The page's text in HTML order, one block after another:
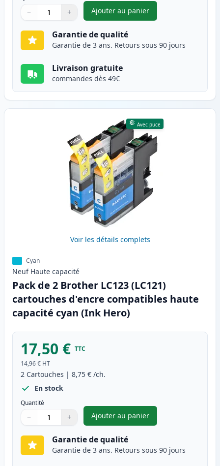
Quantité
Utilisez les boutons pour ajuster
− +
Quantité
Ajouter au panier
,Pack de 2 Brother LC123
Garantie de qualité
Garantie de 3 ans. Retours sous 90 jours
Livraison gratuite
commandes dès 49€
Avec puce
Voir les détails complets
Cyan
Neuf Haute capacité
Pack de 2 Brother LC123 (LC121)
cartouches d'encre compatibles haute
capacité cyan (Ink Hero)
17,50 € TTC
14,96 € HT
2 Cartouches | 8,75 € /ch.
En stock
Quantité
Quantité
Utilisez les boutons pour ajuster
− +
Quantité
Ajouter au panier
,Pack de 2 Brother LC123
Garantie de qualité
Garantie de 3 ans. Retours sous 90 jours